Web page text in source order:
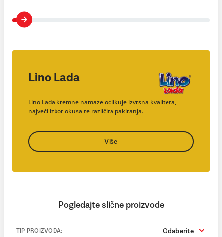
Lino Lada
Lino Lada kremne namaze odlikuje izvrsna kvaliteta,
najveći izbor okusa te različita pakiranja.
Više
Pogledajte slične proizvode
TIP PROIZVODA: Odaberite